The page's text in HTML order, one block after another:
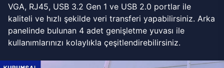
VGA, RJ45, USB 3.2 Gen 1 ve USB 2.0 portlar ile
kaliteli ve hızlı şekilde veri transferi yapabilirsiniz. Arka
panelinde bulunan 4 adet genişletme yuvası ile
kullanımlarınızı kolaylıkla çeşitlendirebilirsiniz.